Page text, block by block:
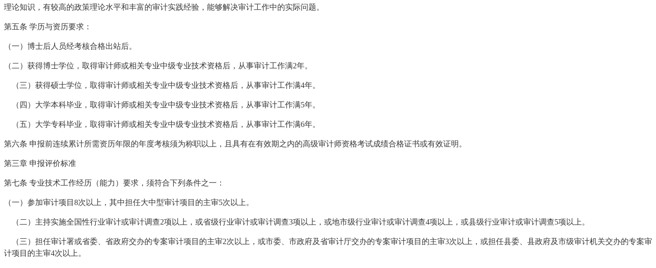
理论知识，有较高的政策理论水平和丰富的审计实践经验，能够解决审计工作中的实际问题。
第五条 学历与资历要求：
（一）博士后人员经考核合格出站后。
（二）获得博士学位，取得审计师或相关专业中级专业技术资格后，从事审计工作满2年。
（三）获得硕士学位，取得审计师或相关专业中级专业技术资格后，从事审计工作满4年。
（四）大学本科毕业，取得审计师或相关专业中级专业技术资格后，从事审计工作满5年。
（五）大学专科毕业，取得审计师或相关专业中级专业技术资格后，从事审计工作满6年。
第六条 申报前连续累计所需资历年限的年度考核须为称职以上，且具有在有效期之内的高级审计师资格考试成绩合格证书或有效证明。
第三章 申报评价标准
第七条 专业技术工作经历（能力）要求，须符合下列条件之一：
（一）参加审计项目8次以上，其中担任大中型审计项目的主审5次以上。
（二）主持实施全国性行业审计或审计调查2项以上，或省级行业审计或审计调查3项以上，或地市级行业审计或审计调查4项以上，或县级行业审计或审计调查5项以上。
（三）担任审计署或省委、省政府交办的专案审计项目的主审2次以上，或市委、市政府及省审计厅交办的专案审计项目的主审3次以上，或担任县委、县政府及市级审计机关交办的专案审
计项目的主审4次以上。